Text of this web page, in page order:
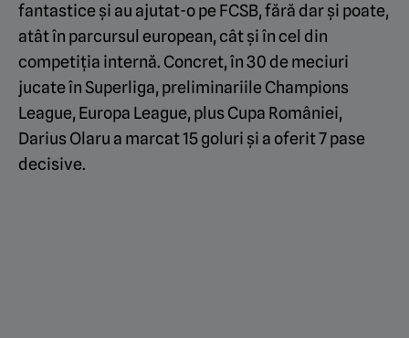
fantastice și au ajutat-o pe FCSB, fără dar și poate,
atât în parcursul european, cât și în cel din
competiția internă. Concret, în 30 de meciuri
jucate în Superliga, preliminariile Champions
League, Europa League, plus Cupa României,
Darius Olaru a marcat 15 goluri și a oferit 7 pase
decisive.